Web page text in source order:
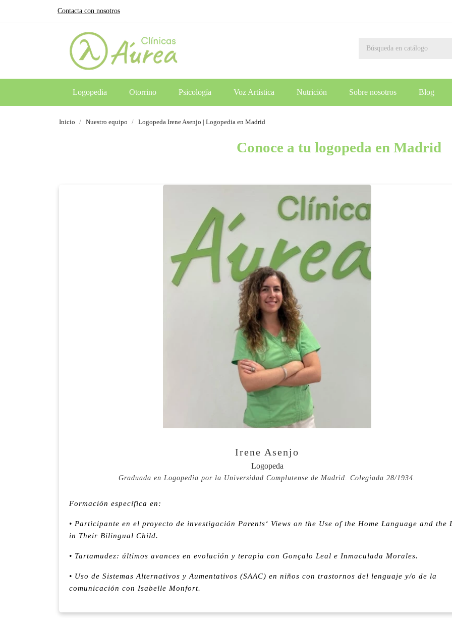
Contacta con nosotros
Logopedia Otorrino Psicología Voz Artística Nutrición Sobre nosotros Blog
Inicio Nuestro equipo Logopeda Irene Asenjo | Logopedia en Madrid
Conoce a tu logopeda en Madrid
Irene Asenjo
Logopeda
Graduada en Logopedia por la Universidad Complutense de Madrid. Colegiada 28/1934.
Formación específica en:
• Participante en el proyecto de investigación Parents‘ Views on the Use of the Home Language and the
in Their Bilingual Child.
• Tartamudez: últimos avances en evolución y terapia con Gonçalo Leal e Inmaculada Morales.
• Uso de Sistemas Alternativos y Aumentativos (SAAC) en niños con trastornos del lenguaje y/o de la
comunicación con Isabelle Monfort.